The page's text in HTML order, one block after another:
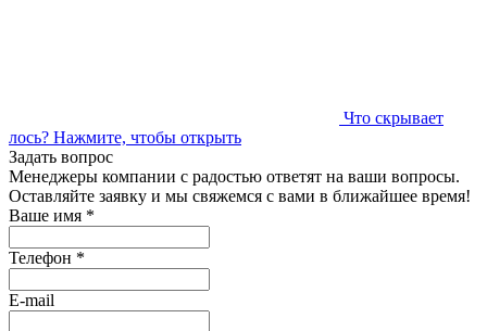
Что скрывает
лось? Нажмите, чтобы открыть
Задать вопрос
Менеджеры компании с радостью ответят на ваши вопросы.
Оставляйте заявку и мы свяжемся с вами в ближайшее время!
Ваше имя *
Телефон *
E-mail